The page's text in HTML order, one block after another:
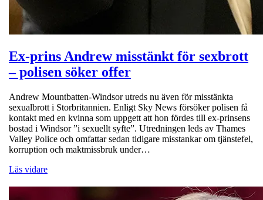
Ex-prins Andrew misstänkt för sexbrott
– polisen söker offer
Andrew Mountbatten-Windsor utreds nu även för misstänkta
sexualbrott i Storbritannien. Enligt Sky News försöker polisen få
kontakt med en kvinna som uppgett att hon fördes till ex-prinsens
bostad i Windsor ”i sexuellt syfte”. Utredningen leds av Thames
Valley Police och omfattar sedan tidigare misstankar om tjänstefel,
korruption och maktmissbruk under…
Läs vidare